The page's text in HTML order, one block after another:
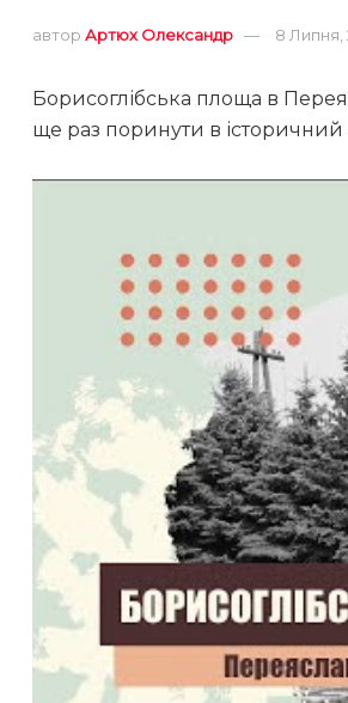
автор Артюх Олександр 8 Липня,
Борисоглібська площа в
ще раз поринути в історичний